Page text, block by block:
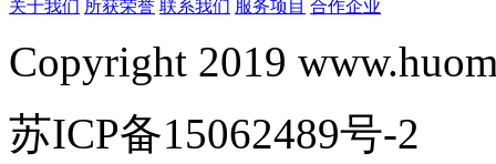
关于我们 所获荣誉 联系我们 服务项目 合作企业
Copyright 2019
苏ICP备15062489号-2